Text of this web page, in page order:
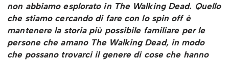
non abbiamo esplorato in The Walking Dead. Quello
che stiamo cercando di fare con lo spin off è
mantenere la storia più possibile familiare per le
persone che amano The Walking Dead, in modo
che possano trovarci il genere di cose che hanno